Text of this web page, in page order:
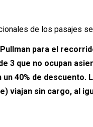
de los pasajes
para el
3 que no ocupan
40% de descuento.
viajan sin cargo, al